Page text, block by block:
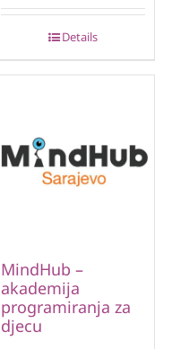
Details
MindHub –
akademija
programiranja za
djecu